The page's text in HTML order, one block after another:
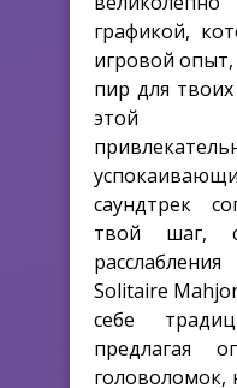
графикой,
игровой
пир для
этой
саундтрек
твой шаг,
Solitaire
себе
предлагая
головоломок,